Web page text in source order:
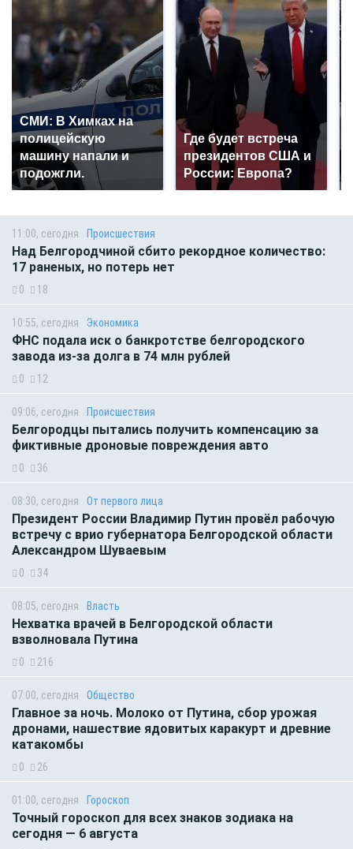
СМИ: В Химках на
полицейскую
машину напали и
подожгли.
Где будет встреча
президентов США и
России: Европа?
11:00, сегодня Происшествия
Над Белгородчиной сбито рекордное количество:
17 раненых, но потерь нет
0 18
10:55, сегодня Экономика
ФНС подала иск о банкротстве белгородского
завода из-за долга в 74 млн рублей
0 12
09:06, сегодня Происшествия
Белгородцы пытались получить компенсацию за
фиктивные дроновые повреждения авто
0 36
08:30, сегодня От первого лица
Президент России Владимир Путин провёл рабочую
встречу с врио губернатора Белгородской области
Александром Шуваевым
0 34
08:05, сегодня Власть
Нехватка врачей в Белгородской области
взволновала Путина
0 216
07:00, сегодня Общество
Главное за ночь. Молоко от Путина, сбор урожая
дронами, нашествие ядовитых каракурт и древние
катакомбы
0 26
01:00, сегодня Гороскоп
Точный гороскоп для всех знаков зодиака на
сегодня — 6 августа